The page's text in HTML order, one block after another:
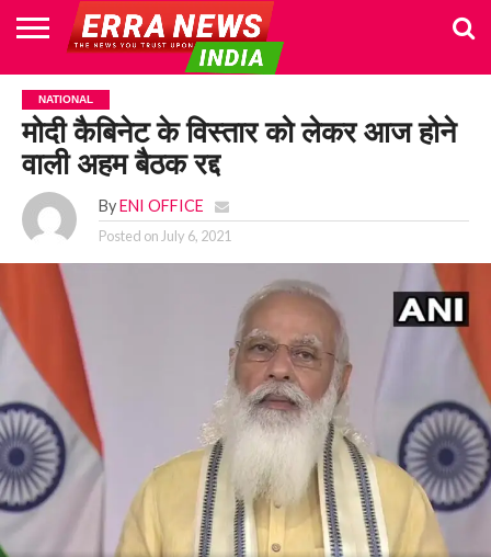
HOME
POLITICS
NEWS
BUSINESS
CULTURE
NATIONAL
SPORTS
LIFESTYLE
TRAVEL
OPINION
BREAKING
NEWS
ENTERTAINMENT
WORLD
CRIME
JOIN
US
NATIONAL
मोदी कैबिनेट के विस्तार को लेकर आज होने
वाली अहम बैठक रद्द
By ENI OFFICE
Posted on July 6, 2021